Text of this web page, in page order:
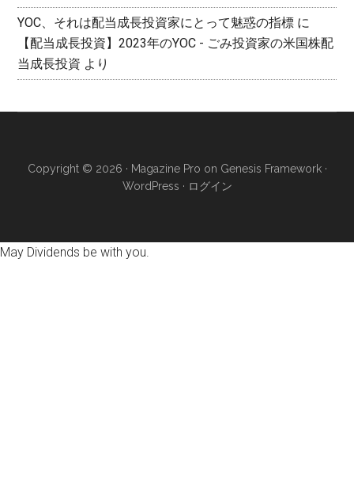
YOC、それは配当成長投資家にとって魅惑の指標 に
【配当成長投資】2023年のYOC - ごみ投資家の米国株配
当成長投資 より
Copyright © 2026 · Magazine Pro on Genesis Framework·
WordPress · ログイン
May Dividends be with you.